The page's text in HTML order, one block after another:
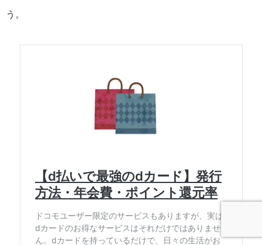
う。